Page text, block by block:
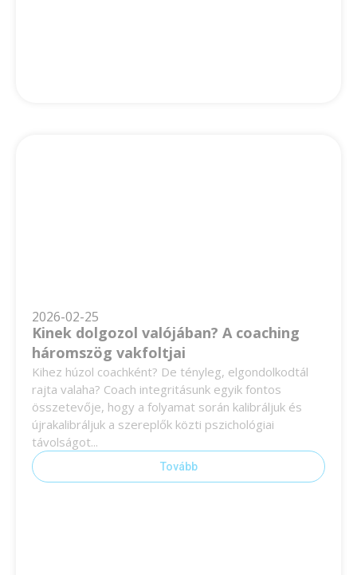
2026-02-25
Kinek dolgozol valójában? A coaching
háromszög vakfoltjai
Kihez húzol coachként? De tényleg, elgondolkodtál
rajta valaha? Coach integritásunk egyik fontos
összetevője, hogy a folyamat során kalibráljuk és
újrakalibráljuk a szereplők közti pszichológiai
távolságot...
Tovább